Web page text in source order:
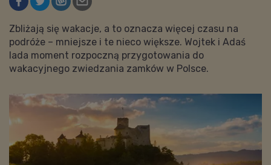
Zbliżają się wakacje, a to oznacza więcej czasu na
podróże – mniejsze i te nieco większe. Wojtek i Adaś
lada moment rozpoczną przygotowania do
wakacyjnego zwiedzania zamków w Polsce.